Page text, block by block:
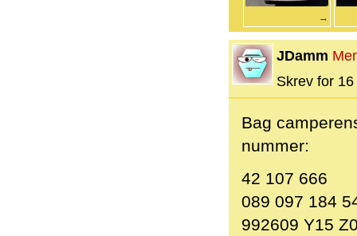
→
JDamm
Skrev for
Bag
nummer:
42 107 666
089 097 184
992609 Y15